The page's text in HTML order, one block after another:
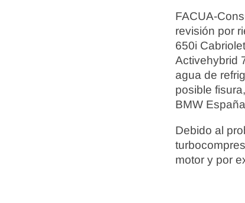
FACUA-
revisión por
650i
Activehybrid
agua de
posible
BMW
Debido al
motor y por